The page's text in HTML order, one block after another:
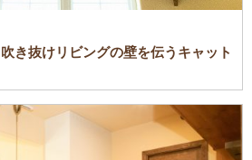
き抜けリビングの壁を伝うキャット